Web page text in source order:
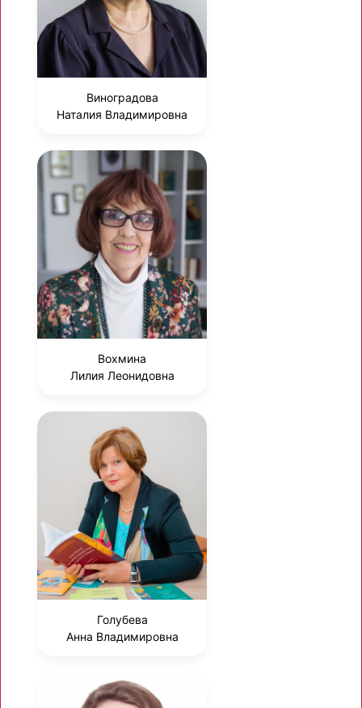
Виноградова
Наталия Владимировна
Вохмина
Лилия Леонидовна
Голубева
Анна Владимировна